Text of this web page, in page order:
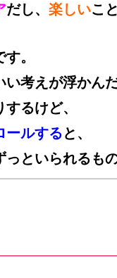
だし、 楽しいこ
。
考えが浮かんだ
るけど、
ールすると、
っといられるも